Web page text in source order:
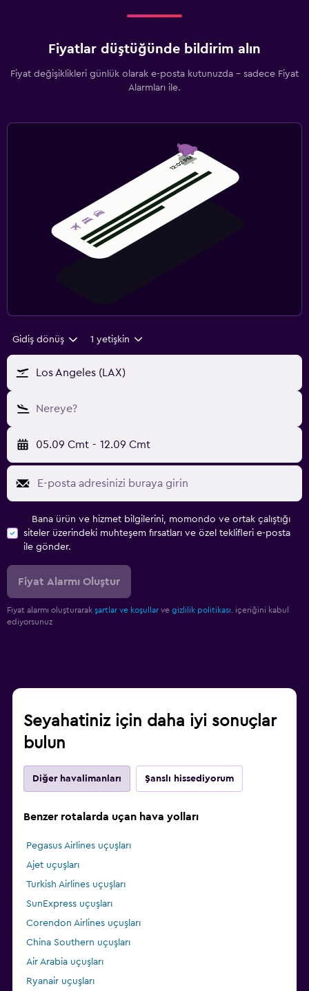
Fiyatlar düştüğünde bildirim alın
Fiyat değişiklikleri günlük olarak e-posta kutunuzda - sadece Fiyat
Alarmları ile.
Gidiş dönüş 1 yetişkin
Los Angeles (LAX)
Nereye?
05.09 Cmt - 12.09 Cmt
Bana ürün ve hizmet bilgilerini, momondo ve ortak çalıştığı
siteler üzerindeki muhteşem fırsatları ve özel teklifleri e-posta
ile gönder.
Fiyat Alarmı Oluştur
Fiyat alarmı oluşturarak şartlar ve koşullar ve gizlilik politikası.
içeriğini kabul
ediyorsunuz
Seyahatiniz için daha iyi sonuçlar
bulun
Diğer havalimanları Şanslı hissediyorum
Benzer rotalarda uçan hava yolları
Pegasus Airlines uçuşları
Ajet uçuşları
Turkish Airlines uçuşları
SunExpress uçuşları
Corendon Airlines uçuşları
China Southern uçuşları
Air Arabia uçuşları
Ryanair uçuşları